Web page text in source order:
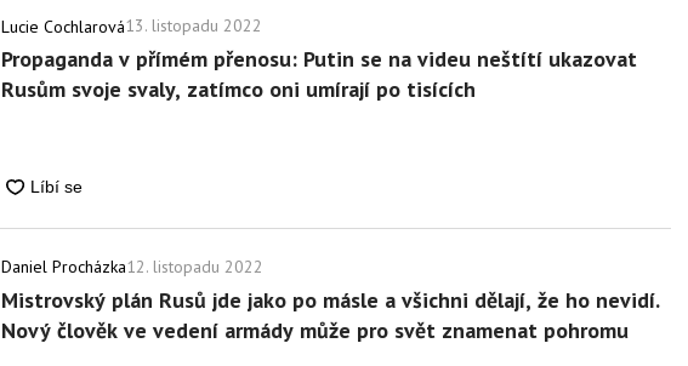
Lucie Cochlarová13. listopadu 2022
Propaganda v přímém přenosu: Putin se na videu neštítí ukazovat
Rusům svoje svaly, zatímco oni umírají po tisících
Daniel Procházka12. listopadu 2022
Mistrovský plán Rusů jde jako po másle a všichni dělají, že ho nevidí.
Nový člověk ve vedení armády může pro svět znamenat pohromu